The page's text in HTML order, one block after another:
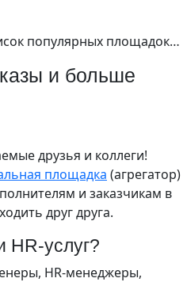
популярных площадок…
и больше
друзья и коллеги!
площадка (агрегатор)
и заказчикам в
друг друга.
HR-услуг?
HR-менеджеры,